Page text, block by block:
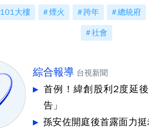
101大樓 煙火 跨年 總統府
社會
綜合報導 台視新聞
首例！緯創股利2度延
告」
孫安佐開庭後首露面力